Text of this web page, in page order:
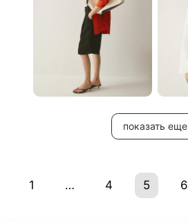
показать еще
1 … 4 5 6